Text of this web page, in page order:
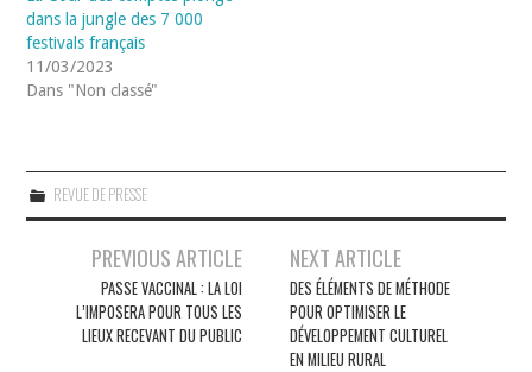
dans la jungle des 7 000
festivals français
11/03/2023
Dans "Non classé"
REVUE DE PRESSE
Navigation
articles
PREVIOUS ARTICLE
PASSE VACCINAL : LA LOI
L’IMPOSERA POUR TOUS LES
LIEUX RECEVANT DU PUBLIC
NEXT ARTICLE
DES ÉLÉMENTS DE MÉTHODE
POUR OPTIMISER LE
DÉVELOPPEMENT CULTUREL
EN MILIEU RURAL